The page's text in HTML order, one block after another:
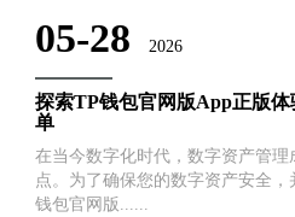
05-28 2026
探索TP钱包官网版App正版
单
在当今数字化时代，数字资产管
点。为了确保您的数字资产安全
钱包官网版......